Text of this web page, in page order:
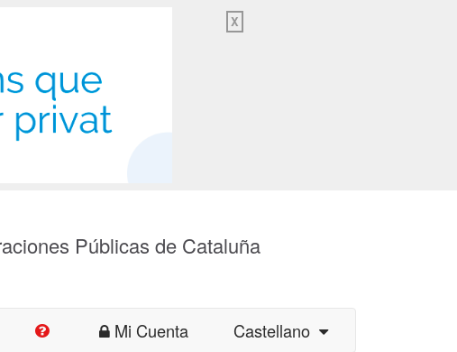
X
Públicas de Cataluña
Mi Cuenta Castellano